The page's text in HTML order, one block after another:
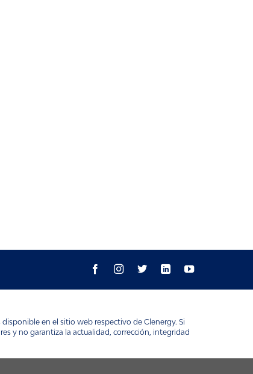
en el sitio web respectivo de Clenergy. Si
y no garantiza la actualidad, corrección, integridad